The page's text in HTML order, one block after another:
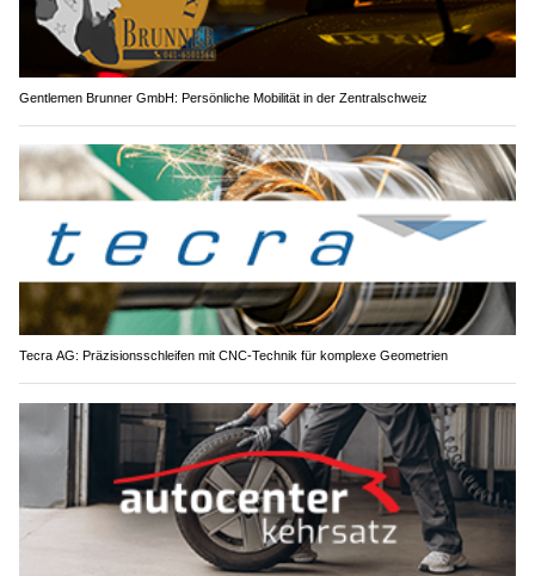
Gentlemen Brunner GmbH: Persönliche Mobilität in der Zentralschweiz
Tecra AG: Präzisionsschleifen mit CNC-Technik für komplexe Geometrien